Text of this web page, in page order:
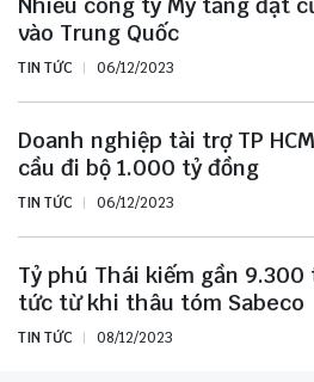
vào Trung Quốc
TIN TỨC 06/12/2023
Doanh nghiệp tài trợ TP
cầu đi bộ 1.000 tỷ đồng
TIN TỨC 06/12/2023
Tỷ phú Thái kiếm gần 9.300
tức từ khi thâu tóm Sabeco
TIN TỨC 08/12/2023